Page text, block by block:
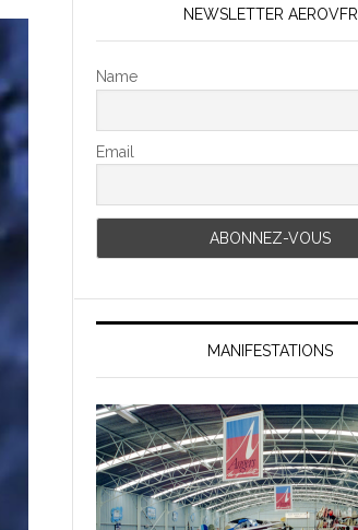
NEWSLETTER AEROVFR
Name
Email
MANIFESTATIONS